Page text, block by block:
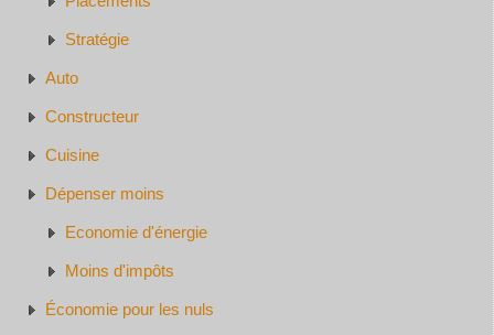
Stratégie
Auto
Constructeur
Cuisine
Dépenser moins
Economie d'énergie
Moins d'impôts
Économie pour les nuls